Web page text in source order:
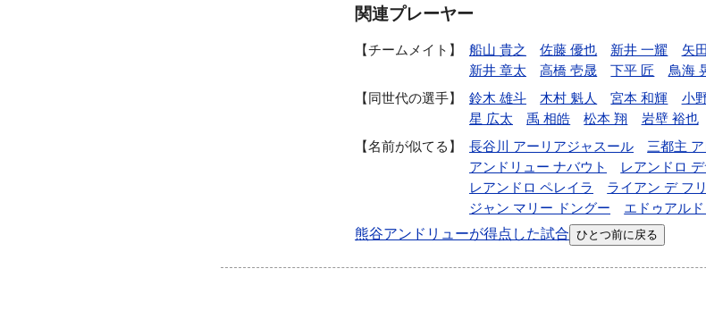
関連プレーヤー
チームメイト 船山 貴之 佐藤 優也 新井 一耀 矢
新井 章太
高橋 壱晟 下平 匠 鳥海
同世代の選手
鈴木 雄斗 木村 魁人 宮本 和輝 小
星 広太
禹 相皓 松本 翔 岩壁 裕也
名前が似てる
長谷川 アーリアジャスール 三都主
アンドリュー ナバウト
レアンドロ
レアンドロ ペレイラ
ライアン デ フ
ジャン マリー ドングー
エドゥアル
熊谷アンドリューが得点した試合 ひとつ前に戻る